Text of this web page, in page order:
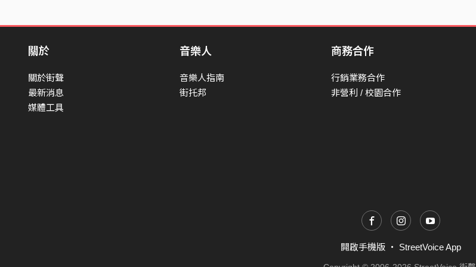
關於
關於街聲
最新消息
媒體工具
音樂人
音樂人指南
街托邦
商務合作
行銷業務合作
非營利 / 校園合作
開啟手機版 ・ StreetVoice App